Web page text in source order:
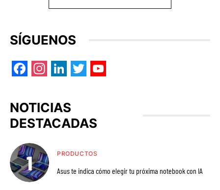
SÍGUENOS
NOTICIAS
DESTACADAS
PRODUCTOS
Asus te indica cómo elegir tu próxima notebook con IA